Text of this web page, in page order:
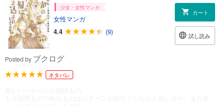
少女・女性マンガ
女性マンガ
4.4
(9)
カート
試し読み
Posted by ブクログ
ネタバレ